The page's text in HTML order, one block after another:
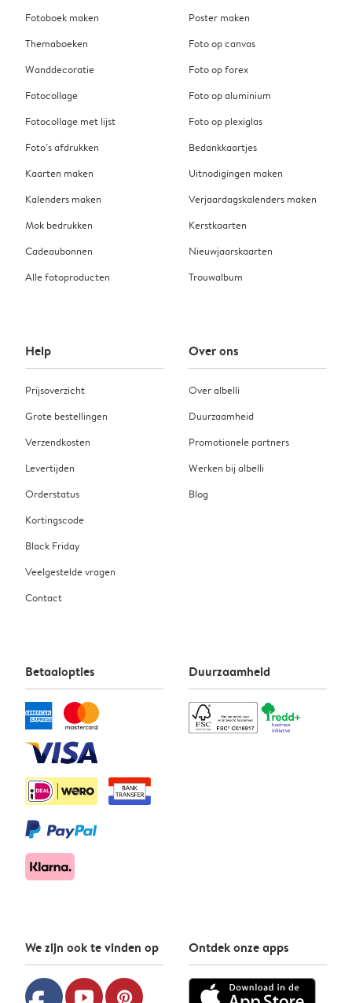
Fotoboek maken
Themaboeken
Wanddecoratie
Fotocollage
Fotocollage met lijst
Foto’s afdrukken
Kaarten maken
Kalenders maken
Mok bedrukken
Cadeaubonnen
Alle fotoproducten
Poster maken
Foto op canvas
Foto op forex
Foto op aluminium
Foto op plexiglas
Bedankkaartjes
Uitnodigingen maken
Verjaardagskalenders maken
Kerstkaarten
Nieuwjaarskaarten
Trouwalbum
Help
Prijsoverzicht
Grote bestellingen
Verzendkosten
Levertijden
Orderstatus
Kortingscode
Black Friday
Veelgestelde vragen
Contact
Over ons
Over albelli
Duurzaamheid
Promotionele partners
Werken bij albelli
Blog
Betaalopties Duurzaamheid
We zijn ook te vinden op
youtube pinterest
Ontdek onze apps